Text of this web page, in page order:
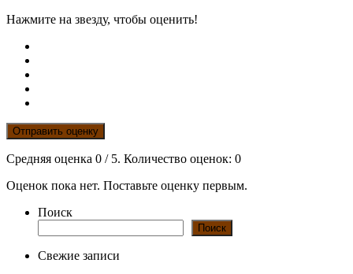
Нажмите на звезду, чтобы оценить!
Отправить оценку
Средняя оценка 0 / 5. Количество оценок: 0
Оценок пока нет. Поставьте оценку первым.
Поиск
Поиск
Свежие записи